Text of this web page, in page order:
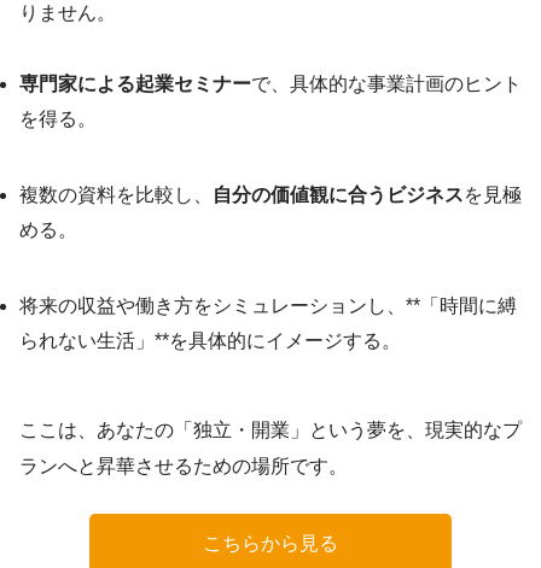
りません。
専門家による起業セミナーで、具体的な事業計画のヒント
を得る。
複数の資料を比較し、 自分の価値観に合うビジネスを見極
める。
将来の収益や働き方をシミュレーションし、**「時間に縛
られない生活」**を具体的にイメージする。
ここは、あなたの「独立・開業」という夢を、現実的なプ
ランへと昇華させるための場所です。
こちらから見る